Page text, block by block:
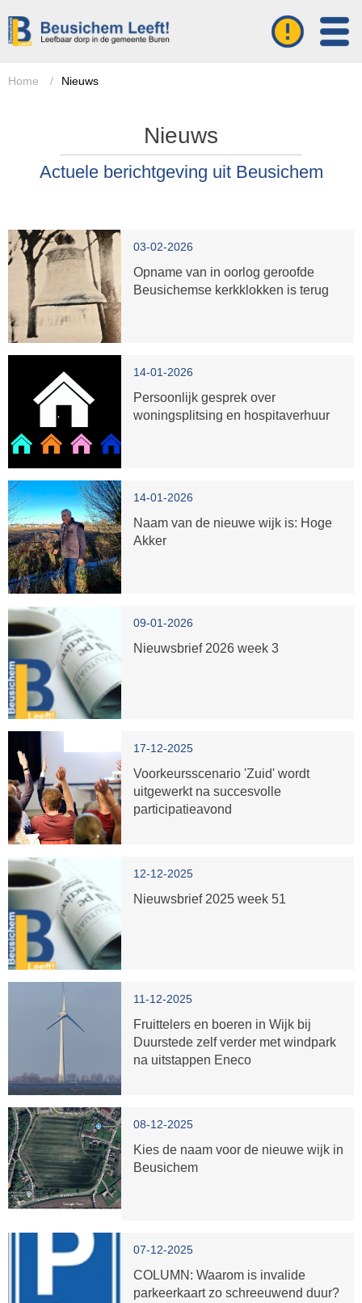
Home / Nieuws
Nieuws
Actuele berichtgeving uit Beusichem
03-02-2026
Opname van in oorlog geroofde
Beusichemse kerkklokken is terug
14-01-2026
Persoonlijk gesprek over
woningsplitsing en hospitaverhuur
14-01-2026
Naam van de nieuwe wijk is: Hoge
Akker
09-01-2026
Nieuwsbrief 2026 week 3
17-12-2025
Voorkeursscenario 'Zuid' wordt
uitgewerkt na succesvolle
participatieavond
12-12-2025
Nieuwsbrief 2025 week 51
11-12-2025
Fruittelers en boeren in Wijk bij
Duurstede zelf verder met windpark
na uitstappen Eneco
08-12-2025
Kies de naam voor de nieuwe wijk in
Beusichem
07-12-2025
COLUMN: Waarom is invalide
parkeerkaart zo schreeuwend duur?